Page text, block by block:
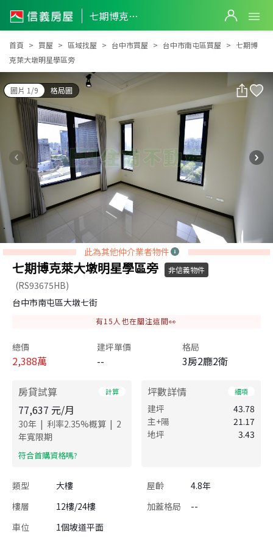
七期博克萊大墩明星學區旁
七期博克萊大墩明星學區旁
首頁 買屋 區域找屋 台中市買屋 台中市南屯區買屋
七期博
克萊大墩明星學區旁
圖片 1/9 格局圖
此為其他仲介業者物件
七期博克萊大墩明星學區旁 非信義物件
(RS93675HB)
台中市南屯區大墩七街
有15 人也在關注這間👀
總價
2,388萬
建坪單價
--
格局
3房2廳2衛
房貸試算 計算
77,637 元/月
30年 | 利率2.35%概算 | 2
年寬限期
​符合首購資格嗎?
坪數詳情 細項
建坪
43.78
主+陽
21.17
地坪
3.43
類型 大樓 屋齡
4.8年
樓層
12樓/24樓 加蓋格局
--
車位
1個坡道平面